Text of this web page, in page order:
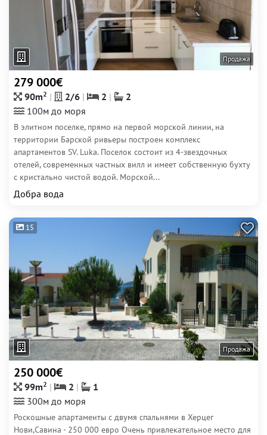
Продажа
279 000€
90m2 2/6 2
2
100м до моря
В элитном поселке, прямо на первой морской линии, на
территории Барской ривьеры построен комплекс
апартаментов SV. Luka. Поселок состоит из 4-звездочных
отелей, современных частных вилл и имеет собственную бухту
с кристально чистой водой. Морской...
Добра вода
15
Продажа
250 000€
99m2 2
1
300м до моря
Роскошные апартаменты с двумя спальнями в Херцег
Нови,Савина - 250 000 евро Очень привлекательное место для